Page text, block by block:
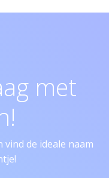
met
vind de ideale naam